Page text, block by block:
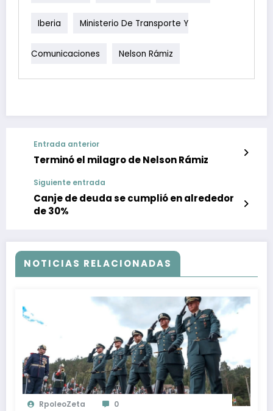
Iberia Ministerio De Transporte Y
Comunicaciones Nelson Rámiz
Entrada anterior
Terminó el milagro de Nelson Rámiz
Siguiente entrada
Canje de deuda se cumplió en alrededor
de 30%
NOTICIAS RELACIONADAS
RpoleoZeta 0